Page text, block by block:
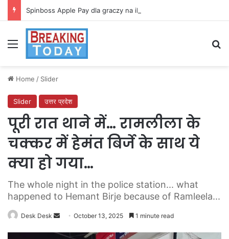
Spinboss Apple Pay dla graczy na iPhone
Menu
Home / Slider
Slider उत्तर प्रदेश
पूरी रात थाने में… रामलीला के
चक्कर में हेमंत बिर्जे के साथ ये
क्या हो गया…
The whole night in the police station... what
happened to Hemant Birje because of Ramleela...
Desk Desk
SendOctober 13, 2025 1 minute read